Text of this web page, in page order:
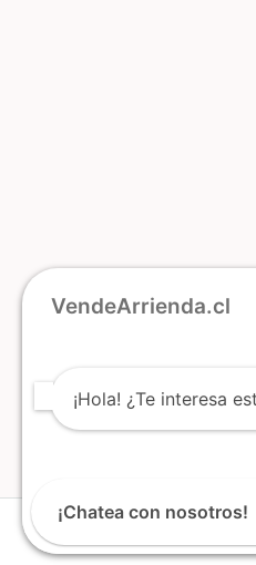
VendeArrienda.cl
¡Hola! ¿Te interesa
¡Chatea con nosotros!